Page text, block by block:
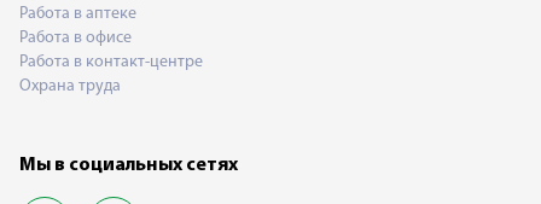
Работа в аптеке
Работа в офисе
Работа в контакт-центре
Охрана труда
Мы в социальных сетях